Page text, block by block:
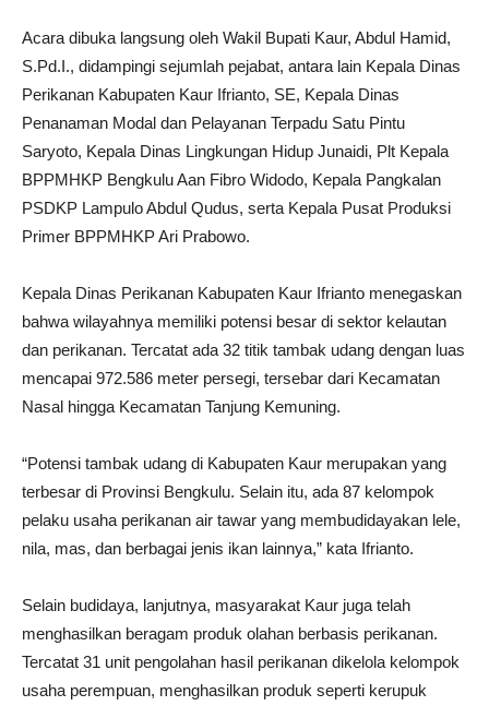
Acara dibuka langsung oleh Wakil Bupati Kaur, Abdul Hamid,
S.Pd.I., didampingi sejumlah pejabat, antara lain Kepala Dinas
Perikanan Kabupaten Kaur Ifrianto, SE, Kepala Dinas
Penanaman Modal dan Pelayanan Terpadu Satu Pintu
Saryoto, Kepala Dinas Lingkungan Hidup Junaidi, Plt Kepala
BPPMHKP Bengkulu Aan Fibro Widodo, Kepala Pangkalan
PSDKP Lampulo Abdul Qudus, serta Kepala Pusat Produksi
Primer BPPMHKP Ari Prabowo.
Kepala Dinas Perikanan Kabupaten Kaur Ifrianto menegaskan
bahwa wilayahnya memiliki potensi besar di sektor kelautan
dan perikanan. Tercatat ada 32 titik tambak udang dengan luas
mencapai 972.586 meter persegi, tersebar dari Kecamatan
Nasal hingga Kecamatan Tanjung Kemuning.
“Potensi tambak udang di Kabupaten Kaur merupakan yang
terbesar di Provinsi Bengkulu. Selain itu, ada 87 kelompok
pelaku usaha perikanan air tawar yang membudidayakan lele,
nila, mas, dan berbagai jenis ikan lainnya,” kata Ifrianto.
Selain budidaya, lanjutnya, masyarakat Kaur juga telah
menghasilkan beragam produk olahan berbasis perikanan.
Tercatat 31 unit pengolahan hasil perikanan dikelola kelompok
usaha perempuan, menghasilkan produk seperti kerupuk